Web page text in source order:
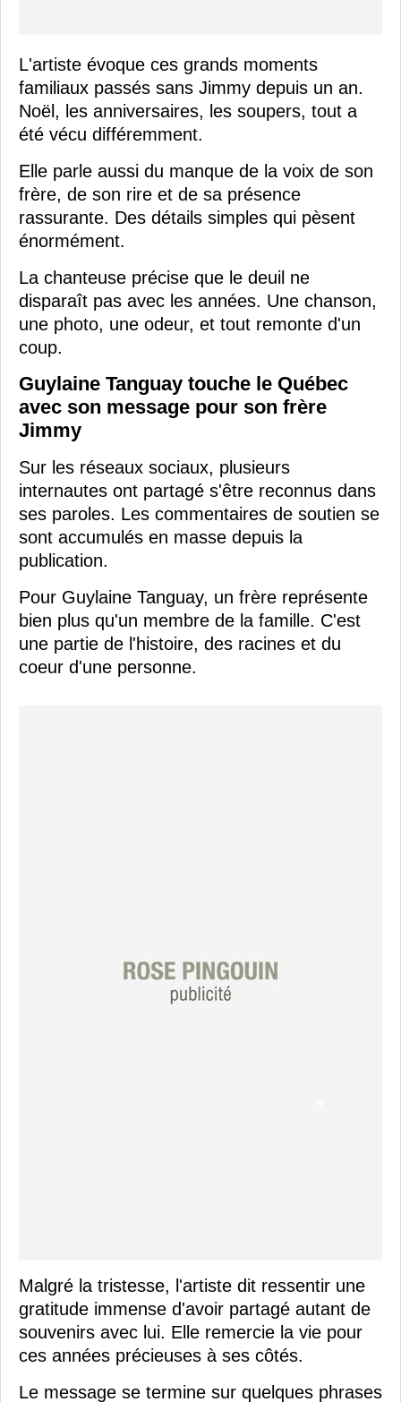
L'artiste évoque ces grands moments
familiaux passés sans Jimmy depuis un an.
Noël, les anniversaires, les soupers, tout a
été vécu différemment.
Elle parle aussi du manque de la voix de son
frère, de son rire et de sa présence
rassurante. Des détails simples qui pèsent
énormément.
La chanteuse précise que le deuil ne
disparaît pas avec les années. Une chanson,
une photo, une odeur, et tout remonte d'un
coup.
Guylaine Tanguay touche le Québec
avec son message pour son frère
Jimmy
Sur les réseaux sociaux, plusieurs
internautes ont partagé s'être reconnus dans
ses paroles. Les commentaires de soutien se
sont accumulés en masse depuis la
publication.
Pour Guylaine Tanguay, un frère représente
bien plus qu'un membre de la famille. C'est
une partie de l'histoire, des racines et du
coeur d'une personne.
Malgré la tristesse, l'artiste dit ressentir une
gratitude immense d'avoir partagé autant de
souvenirs avec lui. Elle remercie la vie pour
ces années précieuses à ses côtés.
Le message se termine sur quelques phrases